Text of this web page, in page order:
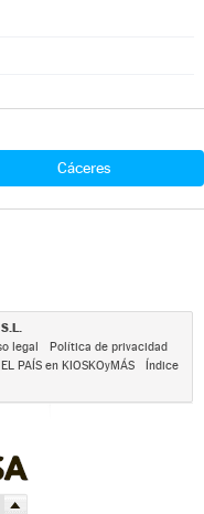
Cáceres
legal
Política de privacidad
EL PAÍS en KIOSKOyMÁS
Índice